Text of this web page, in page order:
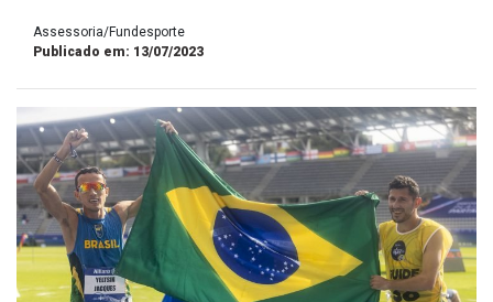
Assessoria/Fundesporte
Publicado em: 13/07/2023